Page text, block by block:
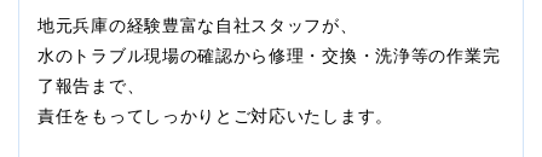
地元兵庫の経験豊富な自社スタッフが、
水のトラブル現場の確認から修理・交換・洗浄等の作業完
了報告まで、
責任をもってしっかりとご対応いたします。